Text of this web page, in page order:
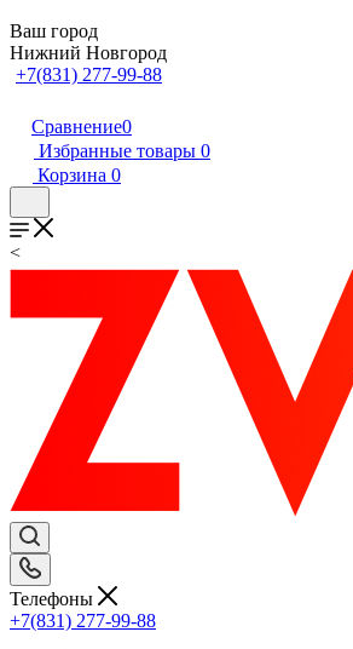
Ваш город
Нижний Новгород
+7(831) 277-99-88
Сравнение0
Избранные товары 0
Корзина 0
<
Телефоны
+7(831) 277-99-88